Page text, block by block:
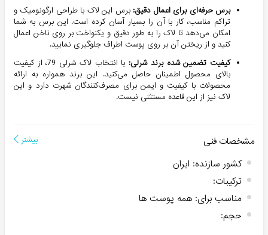
برس حرفه‌ای برای اعمال دقیق: برس این لاک با طراحی ارگونومیک و
تراکم مناسب، کار با آن را بسیار آسان کرده است. این برس به شما
امکان می‌دهد تا لاک را به طور دقیق و یکنواخت بر روی ناخن اعمال
کنید و از ریختن آن بر روی پوست اطراف جلوگیری نمایید.
کیفیت تضمین شده برند شرلی:
با انتخاب لاک شرلی 79، از کیفیت
بالای محصول اطمینان حاصل می‌کنید. این برند همواره به ارائه
محصولات با کیفیت و ایمن برای مصرف‌کنندگان شهرت دارد و این
لاک نیز از این قاعده مستثنی نیست.
مشخصات فنی بیشتر
کشور سازنده: ایران
ترکیبات:
مناسب برای: همه پوست ها
حجم: